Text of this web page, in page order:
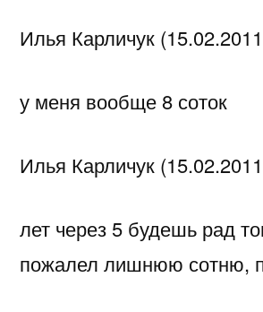
Илья Карличук
у меня вообще 8 соток
Илья Карличук
лет через 5 будешь рад
пожалел лишнюю сотню,